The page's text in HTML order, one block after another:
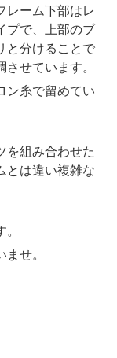
レーム下部はレ
プで、上部のブ
と分けることで
せています。
ン糸で留めてい
を組み合わせた
とは違い複雑な
せ。